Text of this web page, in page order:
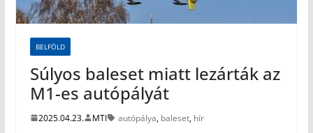
BELFÖLD
Súlyos baleset miatt lezárták az
M1-es autópályát
2025.04.23. MTI autópálya, baleset, hír